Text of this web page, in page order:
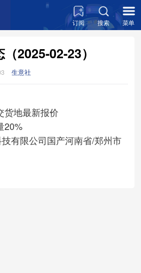
订阅 搜索 菜单
2025-02-23）
生意社
货地最新报价
有限公司国产河南省/郑州市